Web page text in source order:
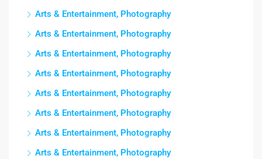
Arts & Entertainment, Photography
Arts & Entertainment, Photography
Arts & Entertainment, Photography
Arts & Entertainment, Photography
Arts & Entertainment, Photography
Arts & Entertainment, Photography
Arts & Entertainment, Photography
Arts & Entertainment, Photography